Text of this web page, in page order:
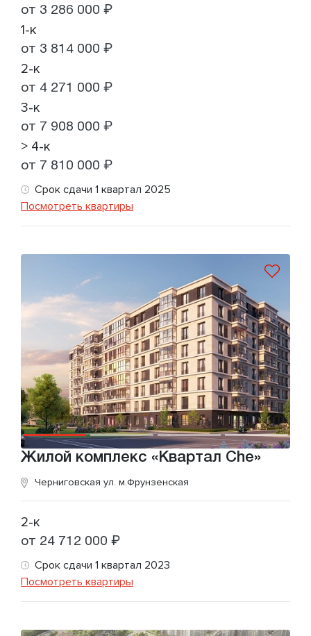
от 3 286 000 ₽
1-к
от 3 814 000 ₽
2-к
от 4 271 000 ₽
3-к
от 7 908 000 ₽
> 4-к
от 7 810 000 ₽
Срок сдачи 1 квартал 2025
Посмотреть квартиры
Жилой комплекс «Квартал Che»
Черниговская ул. м.Фрунзенская
2-к
от 24 712 000 ₽
Срок сдачи 1 квартал 2023
Посмотреть квартиры